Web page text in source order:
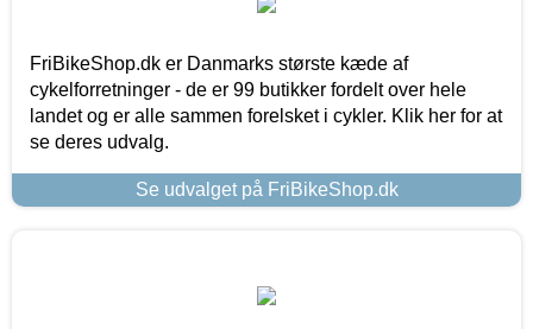
FriBikeShop.dk er Danmarks største kæde af
cykelforretninger - de er 99 butikker fordelt over hele
landet og er alle sammen forelsket i cykler. Klik her for at
se deres udvalg.
Se udvalget på FriBikeShop.dk